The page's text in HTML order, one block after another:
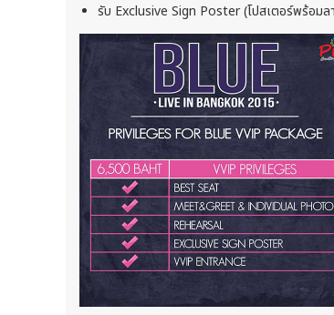
รับ Exclusive Sign Poster (โปสเตอร์พร้อมล